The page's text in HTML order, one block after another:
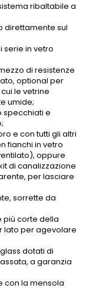
ribaltabile a
direttamente sul
serie in vetro
di resistenze
optional per
le vetrine
umide;
specchiati e
e con tutti gli altri
fianchi in vetro
oppure
di canalizzazione
per lasciare
sorrette da
più corte della
lato per agevolare
dotati di
a garanzia
con la mensola